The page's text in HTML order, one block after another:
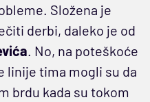
Složena je
derbi, daleko je od
. No, na poteškoće
linije tima mogli su da
brdu kada su tokom